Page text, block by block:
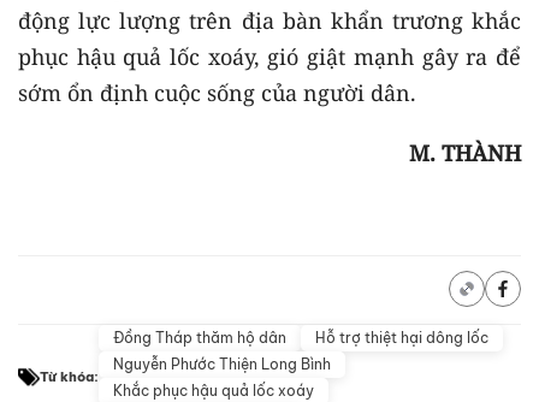
động lực lượng trên địa bàn khẩn trương khắc
phục hậu quả lốc xoáy, gió giật mạnh gây ra để
sớm ổn định cuộc sống của người dân.
M. THÀNH
Từ khóa:
Đồng Tháp thăm hộ dân
Hỗ trợ thiệt hại dông lốc
Nguyễn Phước Thiện Long Bình
Khắc phục hậu quả lốc xoáy